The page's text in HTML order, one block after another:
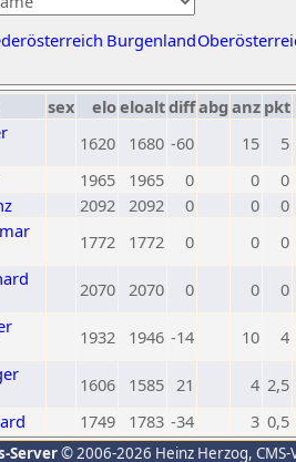
Burgenland
sex eloeloaltdiffabg anz pkt
1620 1680 -60 15
5
1965 1965 0 0
0
2092 2092 0 0
0
1772 1772 0 0 0
2070 2070 0 0 0
1932 1946 -14 10 4
1606 1585 21 4 2,5
1749 1783 -34 3 0,5
Server© 2006-2026 Heinz Herzog,